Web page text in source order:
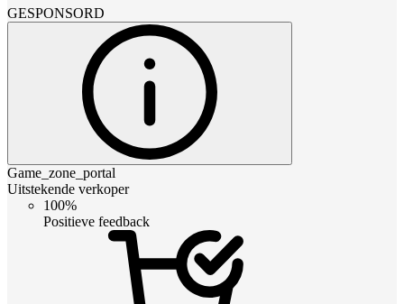
GESPONSORD
Game_zone_portal
Uitstekende verkoper
100%
Positieve feedback